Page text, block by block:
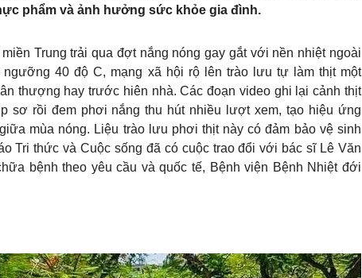
phẩm và ảnh hưởng sức khỏe gia đình.
Trung trải qua đợt nắng nóng gay gắt với nền nhiệt ngoài
40 độ C, mạng xã hội rộ lên trào lưu tự làm thịt một
thượng hay trước hiên nhà. Các đoạn video ghi lại cảnh thịt
sơ rồi đem phơi nắng thu hút nhiều lượt xem, tạo hiệu ứng
mùa nóng. Liệu trào lưu phơi thịt này có đảm bảo vệ sinh
Tri thức và Cuộc sống đã có cuộc trao đổi với bác sĩ Lê Văn
bệnh theo yêu cầu và quốc tế, Bệnh viện Bệnh Nhiệt đới